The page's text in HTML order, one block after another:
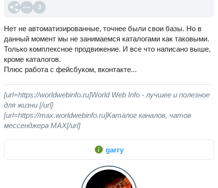
3
Нет не автоматизированные, точнее были свои базы. Но в
данный момент мы не занимаемся каталогами как таковыми.
Только комплексное продвижение. И все что написано выше,
кроме каталогов.
Плюс работа с фейсбуком, вконтакте...
[url=https://worldwebinfo.ru]World Web Info - лучшее и полезное
для жизни [/url]
[url=https://max.worldwebinfo.ru]Каталог каналов, чатов
мессенджера MAX[/url]
garry